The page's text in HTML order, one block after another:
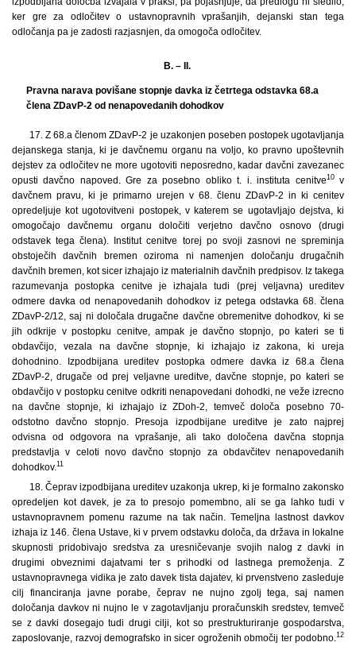
ker gre za odločitev o ustavnopravnih vprašanjih, dejanski stan tega
odločanja pa je zadosti razjasnjen, da omogoča odločitev.
B. – II.
Pravna narava povišane stopnje davka iz četrtega odstavka 68.a
člena ZDavP-2 od nenapovedanih dohodkov
17. Z 68.a členom ZDavP-2 je uzakonjen poseben postopek ugotavljanja
dejanskega stanja, ki je davčnemu organu na voljo, ko pravno upoštevnih
dejstev za odločitev ne more ugotoviti neposredno, kadar davčni zavezanec
opusti davčno napoved. Gre za posebno obliko t. i. instituta cenitve10v
davčnem pravu, ki je primarno urejen v 68. členu ZDavP-2 in ki cenitev
opredeljuje kot ugotovitveni postopek, v katerem se ugotavljajo dejstva, ki
omogočajo davčnemu organu določiti verjetno davčno osnovo (drugi
odstavek tega člena). Institut cenitve torej po svoji zasnovi ne spreminja
obstoječih davčnih bremen oziroma ni namenjen določanju drugačnih
davčnih bremen, kot sicer izhajajo iz materialnih davčnih predpisov. Iz takega
razumevanja postopka cenitve je izhajala tudi (prej veljavna) ureditev
odmere davka od nenapovedanih dohodkov iz petega odstavka 68. člena
ZDavP-2/12, saj ni določala drugačne davčne obremenitve dohodkov, ki se
jih odkrije v postopku cenitve, ampak je davčno stopnjo, po kateri se ti
obdavčijo, vezala na davčne stopnje, ki izhajajo iz zakona, ki ureja
dohodnino. Izpodbijana ureditev postopka odmere davka iz 68.a člena
ZDavP-2, drugače od prej veljavne ureditve, davčne stopnje, po kateri se
obdavčijo v postopku cenitve odkriti nenapovedani dohodki, ne veže izrecno
na davčne stopnje, ki izhajajo iz ZDoh-2, temveč določa posebno 70-
odstotno davčno stopnjo. Presoja izpodbijane ureditve je zato najprej
odvisna od odgovora na vprašanje, ali tako določena davčna stopnja
predstavlja v celoti novo davčno stopnjo za obdavčitev nenapovedanih
dohodkov. 11
18. Čeprav izpodbijana ureditev uzakonja ukrep, ki je formalno zakonsko
opredeljen kot davek, je za to presojo pomembno, ali se ga lahko tudi v
ustavnopravnem pomenu razume na tak način. Temeljna lastnost davkov
izhaja iz 146. člena Ustave, ki v prvem odstavku določa, da država in lokalne
skupnosti pridobivajo sredstva za uresničevanje svojih nalog z davki in
drugimi obveznimi dajatvami ter s prihodki od lastnega premoženja. Z
ustavnopravnega vidika je zato davek tista dajatev, ki prvenstveno zasleduje
cilj financiranja javne porabe, čeprav ne nujno zgolj tega, saj namen
določanja davkov ni nujno le v zagotavljanju proračunskih sredstev, temveč
se z davki dosegajo tudi drugi cilji, kot so prestrukturiranje gospodarstva,
zaposlovanje, razvoj demografsko in sicer ogroženih območij ter podobno. 12